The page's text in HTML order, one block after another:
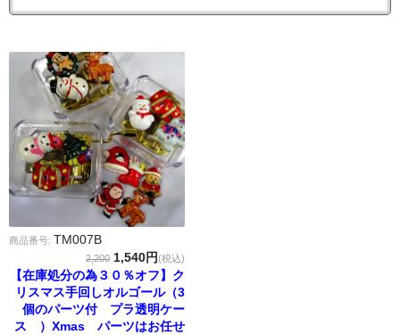
商品番号: TM007B
2,2001,540円(税込)
【在庫処分の為３０％オフ】ク
リスマス手回しオルゴール（3
個のパーツ付 プラ透明ケー
ス ）Xmas パーツはお任せ